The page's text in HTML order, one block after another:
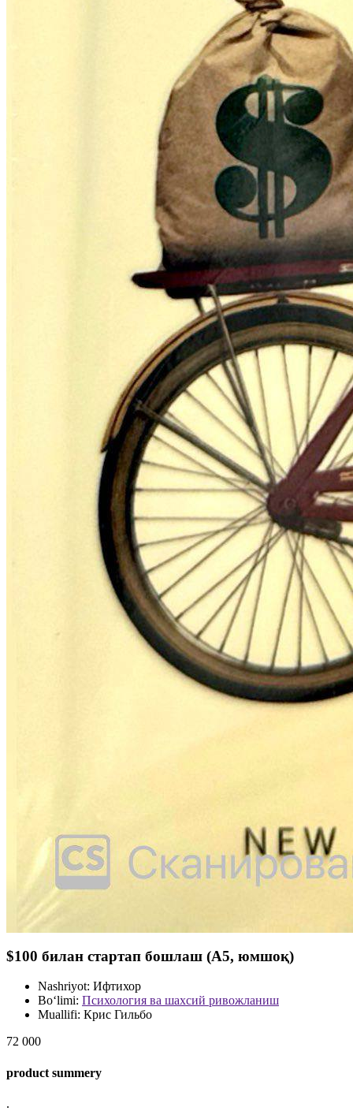
$100 билан стартап бошлаш (А5, юмшоқ)
Nashriyot: Ифтихор
Bo‘limi: Психология ва шахсий ривожланиш
Muallifi: Крис Гильбо
72 000
product summery
.